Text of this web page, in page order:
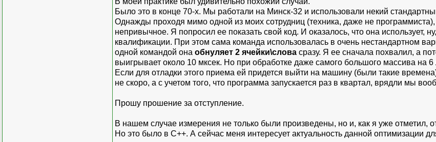
Было это в конце 70-х. Мы работали на Минск-32 и использовали некий
Однажды проходя мимо одной из моих сотрудниц (техника, даже не программиста),
непривычное. Я попросил ее показать свой код. И оказалось, что она использует,
квалификации. При этом сама команда использовалась в очень нестандартном
одной командой она обнуляет 2 ячейки\слова сразу. Я ее сначала похвалил, а
выигрывает около 10 мксек. Но при обработке даже самого большого массива на
Если для отладки этого приема ей придется выйти на машину (были такие
не скоро, а с учетом того, что программа запускается раз в квартал, врядли мы
Прошу прошение за отступление.
В нашем случае измерения не только были произведены, но и, как я уже
Но это было в С++. А сейчас меня интересует актуальность данной оптимизации